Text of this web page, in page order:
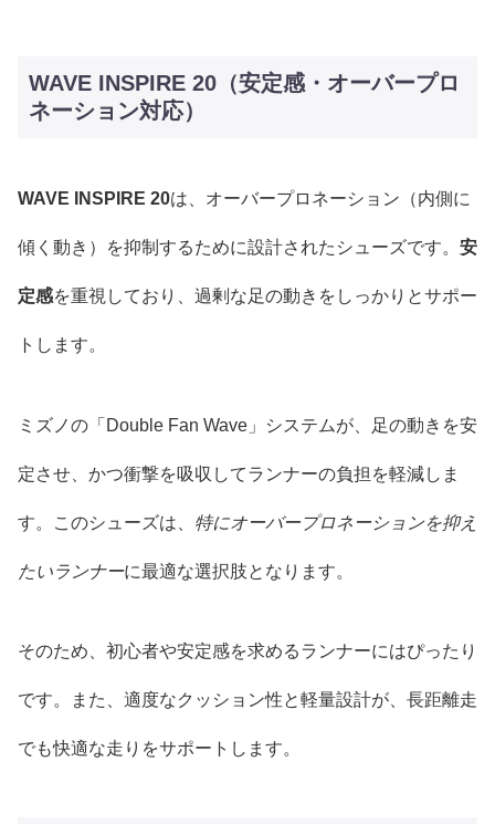
WAVE INSPIRE 20（安定感・オーバープロ
ネーション対応）
WAVE INSPIRE 20は、オーバープロネーション（内側に
傾く動き）を抑制するために設計されたシューズです。 安
定感を重視しており、過剰な足の動きをしっかりとサポー
トします。
ミズノの「Double Fan Wave」システムが、足の動きを安
定させ、かつ衝撃を吸収してランナーの負担を軽減しま
す。このシューズは、 特にオーバープロネーションを抑え
たいランナーに最適な選択肢となります。
そのため、初心者や安定感を求めるランナーにはぴったり
です。また、適度なクッション性と軽量設計が、長距離走
でも快適な走りをサポートします。